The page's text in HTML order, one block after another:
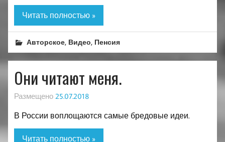
Читать полностью »
Авторское, Видео, Пенсия
Они читают меня.
Размещено 25.07.2018
В России воплощаются самые бредовые идеи.
Читать полностью »